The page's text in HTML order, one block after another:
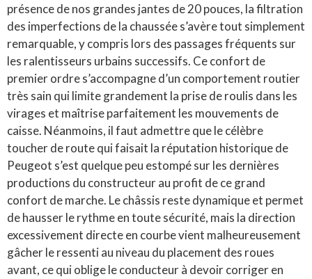
présence de nos grandes jantes de 20 pouces, la filtration
des imperfections de la chaussée s’avère tout simplement
remarquable, y compris lors des passages fréquents sur
les ralentisseurs urbains successifs. Ce confort de
premier ordre s’accompagne d’un comportement routier
très sain qui limite grandement la prise de roulis dans les
virages et maîtrise parfaitement les mouvements de
caisse. Néanmoins, il faut admettre que le célèbre
toucher de route qui faisait la réputation historique de
Peugeot s’est quelque peu estompé sur les dernières
productions du constructeur au profit de ce grand
confort de marche. Le châssis reste dynamique et permet
de hausser le rythme en toute sécurité, mais la direction
excessivement directe en courbe vient malheureusement
gâcher le ressenti au niveau du placement des roues
avant, ce qui oblige le conducteur à devoir corriger en